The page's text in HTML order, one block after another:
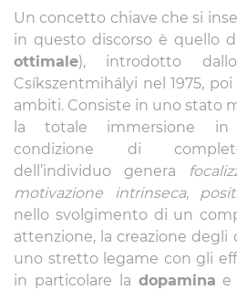
Un concetto chiave che si
in questo discorso è quello
ottimale), introdotto
Csíkszentmihályi nel 1975,
ambiti. Consiste in uno stato
la totale immersione in
condizione di
dell’individuo genera
motivazione intrinseca,
nello svolgimento di un
attenzione, la creazione degli
uno stretto legame con gli
in particolare la dopamina